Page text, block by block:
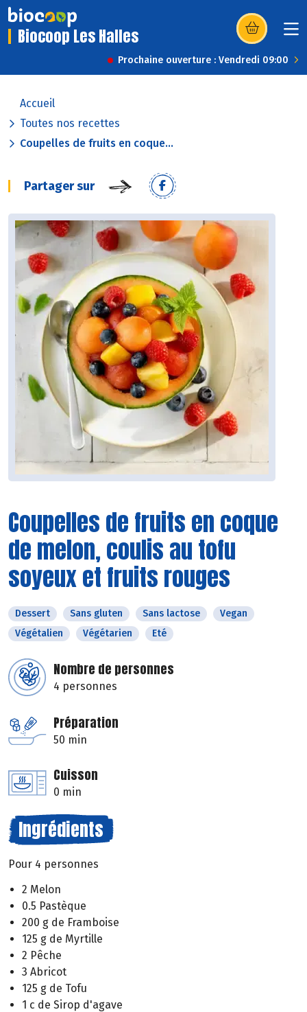
Biocoop Les Halles (s’ouvre dans
Prochaine ouverture : Vendredi 09:00
Accueil
Toutes nos recettes
Coupelles de fruits en coque...
Partager sur
Coupelles de fruits en coque
de melon, coulis au tofu
soyeux et fruits rouges
Dessert Sans gluten Sans lactose
Vegan
Végétalien
Végétarien Eté
Nombre de personnes
4 personnes
Préparation
50 min
Cuisson
0 min
Ingrédients
Pour 4 personnes
2 Melon
0.5 Pastèque
200 g de Framboise
125 g de Myrtille
2 Pêche
3 Abricot
125 g de Tofu
1 c de Sirop d'agave